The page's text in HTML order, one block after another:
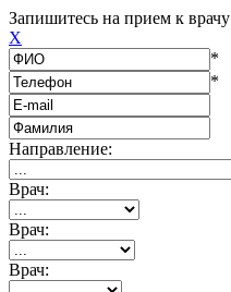
Запишитесь на прием к врачу
X
*
*
Направление:
Врач:
Врач:
Врач: